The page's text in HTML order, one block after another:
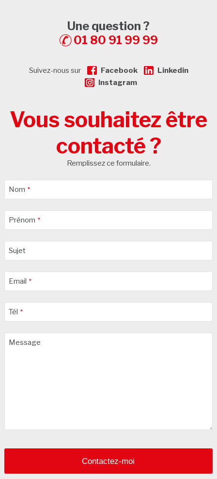
Une question ?
01 80 91 99 99
Suivez-nous sur Facebook
Linkedin
Instagram
Vous souhaitez être
contacté ?
Remplissez ce formulaire.
Nom *
Prénom *
Sujet
Email *
Tél *
Message
Contactez-moi